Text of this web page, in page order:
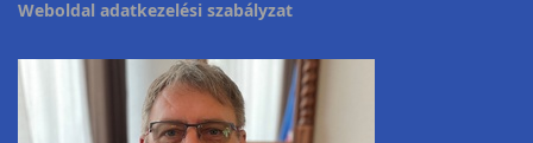
Weboldal adatkezelési szabályzat